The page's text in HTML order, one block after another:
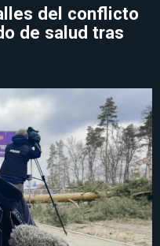
del conflicto
de salud tras